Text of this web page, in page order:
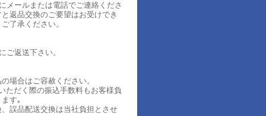
メールまたは電話でご連絡くださ
返品交換のご要望はお受けでき
了承ください。
ご返送下さい。
場合はご容赦ください。
ただく際の振込手数料もお客様負
す｡
誤品配送交換は当社負担とさせ